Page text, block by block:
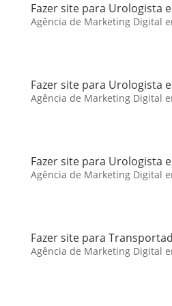
Fazer site para Urologista
Agência de Marketing Digital
Fazer site para Urologista
Agência de Marketing Digital
Fazer site para Urologista
Agência de Marketing Digital
Fazer site para
Agência de Marketing Digital